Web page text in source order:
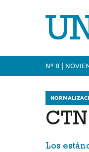
Nº 8 |
Los